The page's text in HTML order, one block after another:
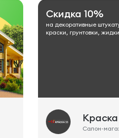
Скидка 10%
на декоративные
краски, грунтовки,
Салон-